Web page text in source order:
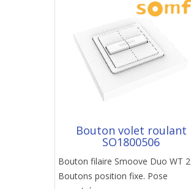
Bouton volet roulant
SO1800506
Bouton filaire Smoove Duo WT 2
Boutons position fixe. Pose